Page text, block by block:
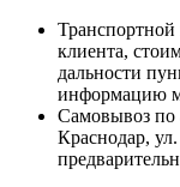
клиента,
дальности
информацию
Самовывоз по
Краснодар,